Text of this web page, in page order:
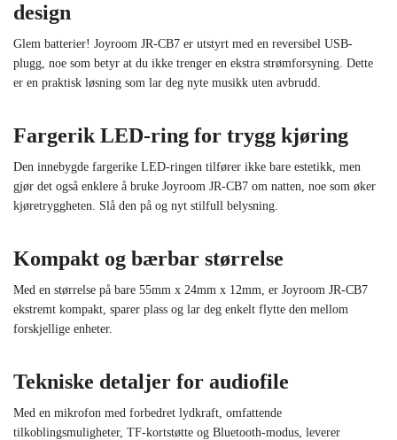
design
Glem batterier! Joyroom JR-CB7 er utstyrt med en reversibel USB-
plugg, noe som betyr at du ikke trenger en ekstra strømforsyning. Dette
er en praktisk løsning som lar deg nyte musikk uten avbrudd.
Fargerik LED-ring for trygg kjøring
Den innebygde fargerike LED-ringen tilfører ikke bare estetikk, men
gjør det også enklere å bruke Joyroom JR-CB7 om natten, noe som øker
kjøretryggheten. Slå den på og nyt stilfull belysning.
Kompakt og bærbar størrelse
Med en størrelse på bare 55mm x 24mm x 12mm, er Joyroom JR-CB7
ekstremt kompakt, sparer plass og lar deg enkelt flytte den mellom
forskjellige enheter.
Tekniske detaljer for audiofile
Med en mikrofon med forbedret lydkraft, omfattende
tilkoblingsmuligheter, TF-kortstøtte og Bluetooth-modus, leverer